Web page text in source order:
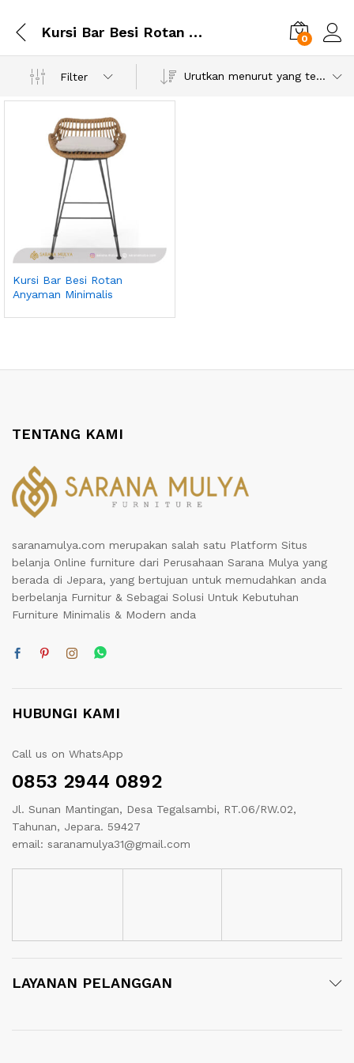
Kursi Bar Besi Rotan Anyaman Minimalis 0
Filter Urutkan menurut yang terbaru
Kursi Bar Besi Rotan
Anyaman Minimalis
TENTANG KAMI
saranamulya.com merupakan salah satu Platform Situs
belanja Online furniture dari Perusahaan Sarana Mulya yang
berada di Jepara, yang bertujuan untuk memudahkan anda
berbelanja Furnitur & Sebagai Solusi Untuk Kebutuhan
Furniture Minimalis & Modern anda
HUBUNGI KAMI
Call us on WhatsApp
0853 2944 0892
Jl. Sunan Mantingan, Desa Tegalsambi, RT.06/RW.02,
Tahunan, Jepara. 59427
email: saranamulya31@gmail.com
LAYANAN PELANGGAN